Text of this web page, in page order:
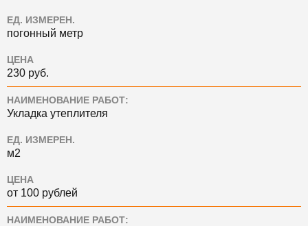
ЕД. ИЗМЕРЕН.
погонный метр
ЦЕНА
230 руб.
НАИМЕНОВАНИЕ РАБОТ:
Укладка утеплителя
ЕД. ИЗМЕРЕН.
м2
ЦЕНА
от 100 рублей
НАИМЕНОВАНИЕ РАБОТ: